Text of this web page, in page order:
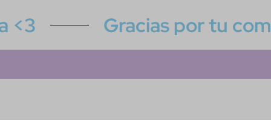
Gracias por tu